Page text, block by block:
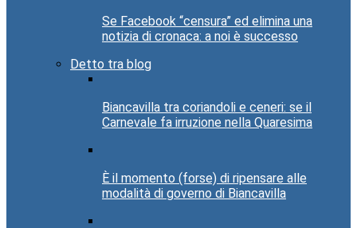
Se Facebook “censura” ed elimina una
notizia di cronaca: a noi è successo
Detto tra blog
Biancavilla tra coriandoli e ceneri: se il
Carnevale fa irruzione nella Quaresima
È il momento (forse) di ripensare alle
modalità di governo di Biancavilla